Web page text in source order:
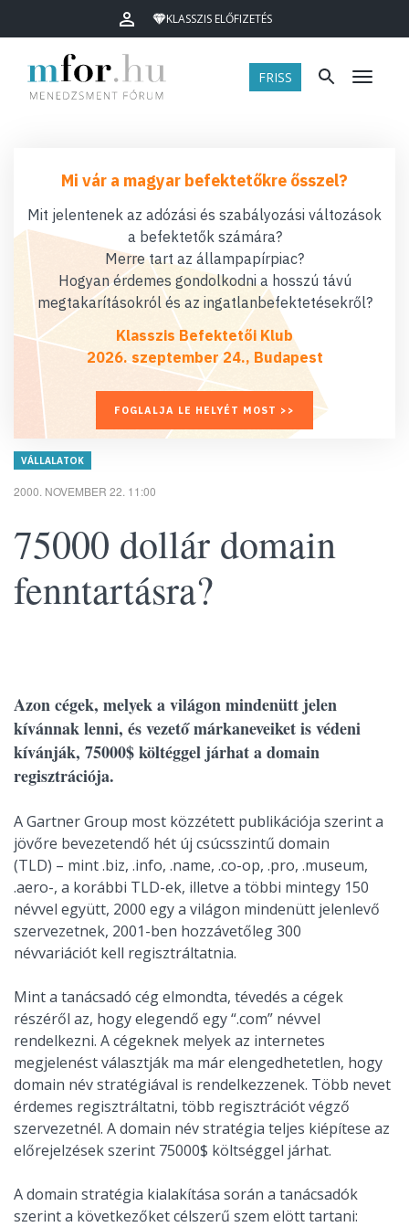
KLASSZIS ELŐFIZETÉS
FRISS Menü
Mi vár a magyar befektetőkre ősszel?
Mit jelentenek az adózási és szabályozási változások
a befektetők számára?
Merre tart az állampapírpiac?
Hogyan érdemes gondolkodni a hosszú távú
megtakarításokról és az ingatlanbefektetésekről?
Klasszis Befektetői Klub
2026. szeptember 24., Budapest
FOGLALJA LE HELYÉT MOST >>
VÁLLALATOK
2000. NOVEMBER 22. 11:00
75000 dollár domain
fenntartásra?
Azon cégek, melyek a világon mindenütt jelen
kívánnak lenni, és vezető márkaneveiket is védeni
kívánják, 75000$ költéggel járhat a domain
regisztrációja.
A Gartner Group most közzétett publikációja szerint a
jövőre bevezetendő hét új csúcsszintű domain
(TLD) – mint .biz, .info, .name, .co-op, .pro, .museum,
.aero-, a korábbi TLD-ek, illetve a többi mintegy 150
névvel együtt, 2000 egy a világon mindenütt jelenlevő
szervezetnek, 2001-ben hozzávetőleg 300
névvariációt kell regisztráltatnia.
Mint a tanácsadó cég elmondta, tévedés a cégek
részéről az, hogy elegendő egy “.com” névvel
rendelkezni. A cégeknek melyek az internetes
megjelenést választják ma már elengedhetetlen, hogy
domain név stratégiával is rendelkezzenek. Több nevet
érdemes regisztráltatni, több regisztrációt végző
szervezetnél. A domain név stratégia teljes kiépítese az
előrejelzések szerint 75000$ költséggel járhat.
A domain stratégia kialakítása során a tanácsadók
szerint a következőket célszerű szem elött tartani: